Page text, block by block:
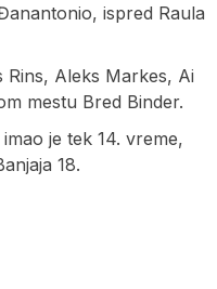
ispred Raula
Rins, Aleks Markes, Ai
mestu Bred Binder.
je tek 14. vreme,
18.